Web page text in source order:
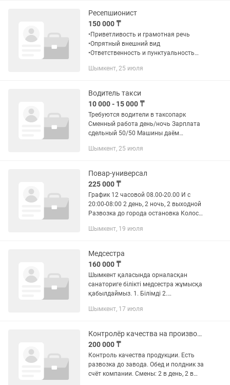
Ресепшионист
150 000 ₸
•Приветливость и грамотная речь
•Опрятный внешний вид
•Ответственность и пунктуальность
работать с гостями разных категорий
и...
Шымкент, 25 июля
Водитель такси
10 000 - 15 000 ₸
Требуются водители в таксопарк
Сменный работа день/ночь Зарплата
сдельный 50/50 Машины даём
машины
Шымкент, 25 июля
Повар-универсал
225 000 ₸
График 12 часовой 08.00-20.00 И с
20:00-08:00 2 день, 2 ночь, 2 выходной
Развозка до города остановка Колос
Официальное трудоустройство Оплата
Шымкент, 19 июля
Медсестра
160 000 ₸
Шымкент қаласында орналасқан
санаториге білікті медсестра жұмысқа
қабылдаймыз. 1. Білімді 2.
3. Документация жүргізе алатын, 4.
Шымкент, 17 июля
Контролёр качества на производстве
200 000 ₸
Контроль качества продукции. Есть
развозка до завода. Обед и полдник за
счёт компании. Смены: 2 в день, 2 в